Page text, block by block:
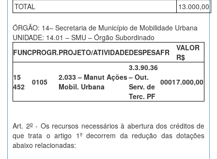
TOTAL 13.000,00
ÓRGÃO: 14– Secretaria de Município de Mobilidade Urbana
UNIDADE: 14.01 – SMU – Órgão Subordinado
FUNCPROGR.PROJETO/ATIVIDADEDESPESAFR
VALOR
R$
15
452
0105
2.033 – Manut Ações
Mobil. Urbana
3.3.90.36
– Out.
Serv. de
Terc. PF
00017.000,00
Art. 2o- Os recursos necessários à abertura dos créditos de
que trata o artigo 1º decorrem da redução das dotações
abaixo relacionadas: